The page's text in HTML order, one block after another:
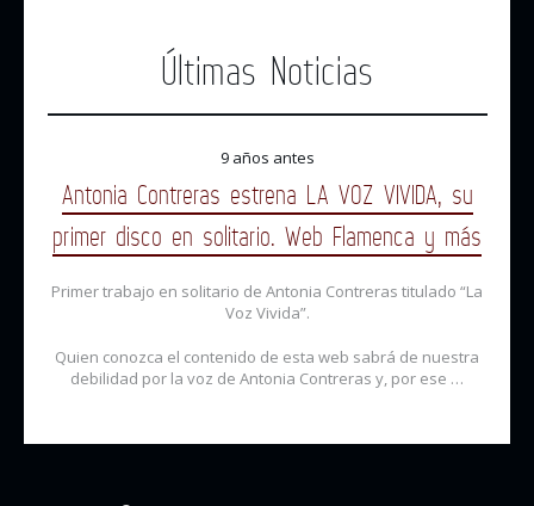
Últimas Noticias
9 años antes
Antonia Contreras estrena LA VOZ VIVIDA, su
primer disco en solitario. Web Flamenca y más
Primer trabajo en solitario de Antonia Contreras titulado “La
Voz Vivida”.
Quien conozca el contenido de esta web sabrá de nuestra
debilidad por la voz de Antonia Contreras y, por ese …